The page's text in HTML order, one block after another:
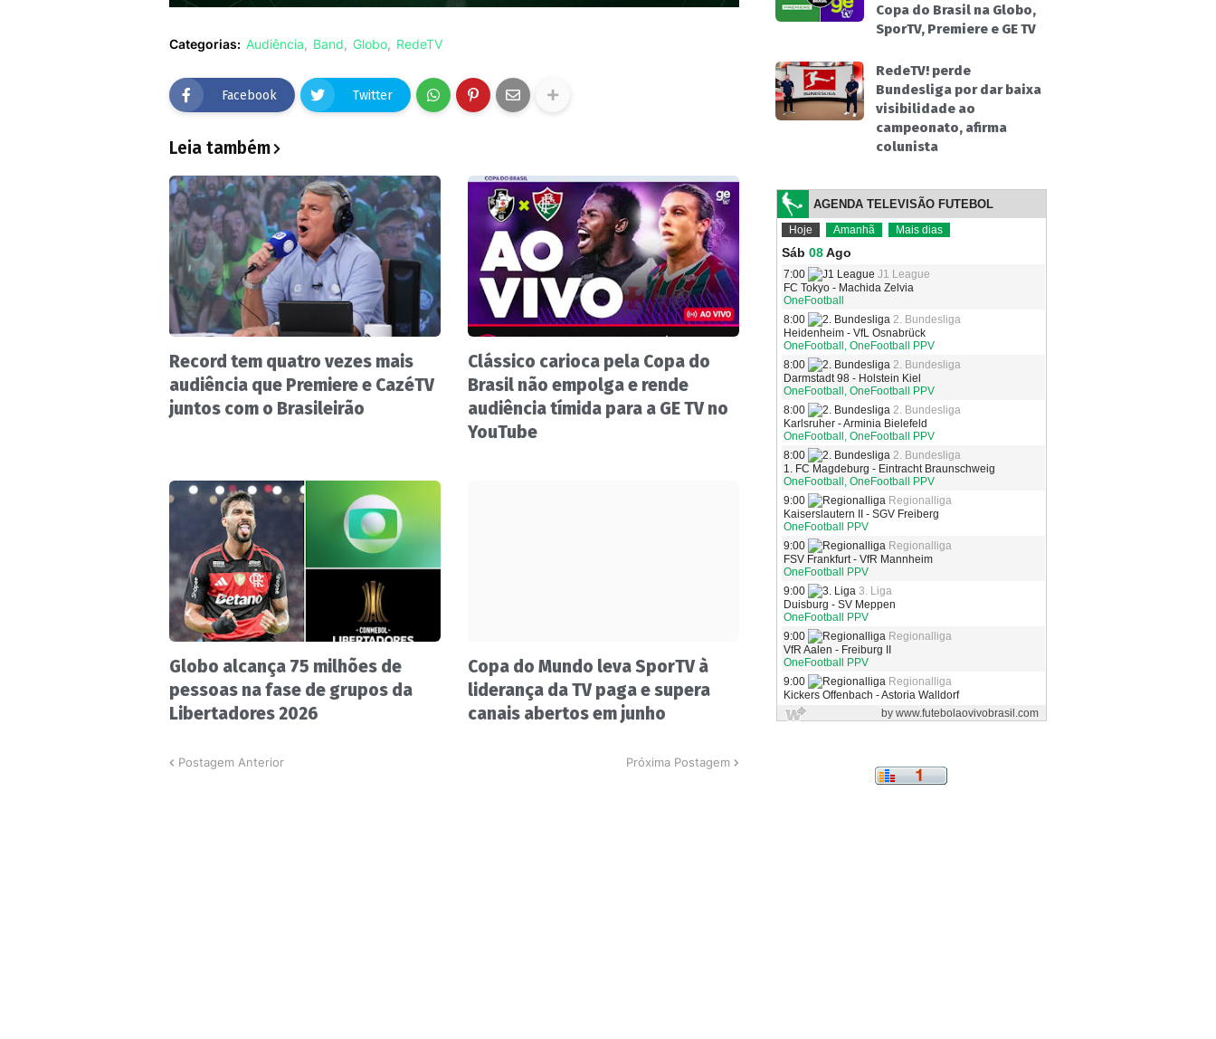
Categorias: Audiência Band Globo RedeTV
Facebook Twitter
Leia também
Record tem quatro vezes mais
audiência que Premiere e CazéTV
juntos com o Brasileirão
Clássico carioca pela Copa do
Brasil não empolga e rende
audiência tímida para a GE TV no
YouTube
Globo alcança 75 milhões de
pessoas na fase de grupos da
Libertadores 2026
Copa do Mundo leva SporTV à
liderança da TV paga e supera
canais abertos em junho
Postagem Anterior Próxima Postagem
Copa do Brasil na Globo,
SporTV, Premiere e GE TV
RedeTV! perde
Bundesliga por dar baixa
visibilidade ao
campeonato, afirma
colunista